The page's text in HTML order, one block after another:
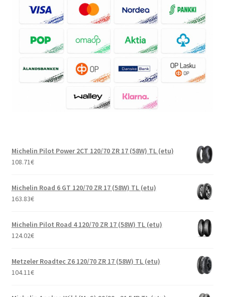
Michelin Pilot Power 2CT 120/70 ZR 17 (58W) TL (etu)
108.71€
Michelin Road 6 GT 120/70 ZR 17 (58W) TL (etu)
163.83€
Michelin Pilot Road 4 120/70 ZR 17 (58W) TL (etu)
124.02€
Metzeler Roadtec Z6 120/70 ZR 17 (58W) TL (etu)
104.11€